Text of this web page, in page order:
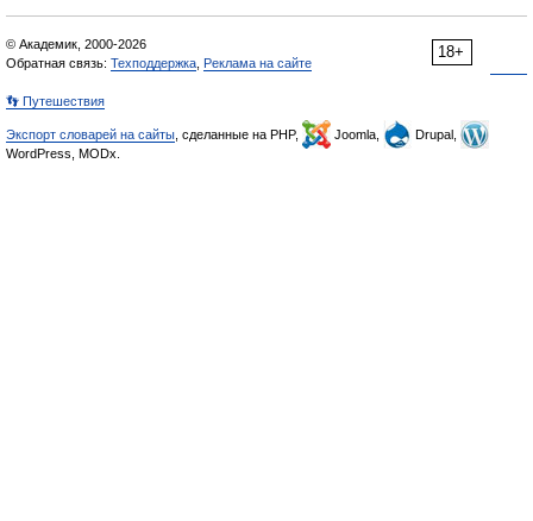
18+
© Академик, 2000-2026
Обратная связь: Техподдержка Реклама на сайте
👣 Путешествия
Экспорт словарей на сайты , сделанные на PHP, Joomla,
Drupal,
WordPress, MODx.